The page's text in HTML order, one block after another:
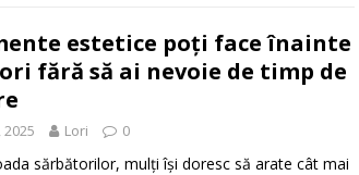
estetice poți face înainte
fără să ai nevoie de timp de
Lori 0
sărbătorilor, mulți își doresc să arate cât mai